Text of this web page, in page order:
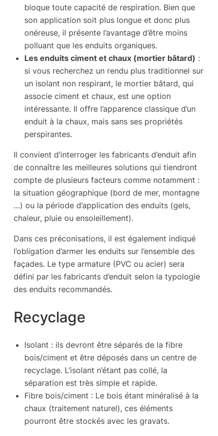
bloque toute capacité de respiration. Bien que
son application soit plus longue et donc plus
onéreuse, il présente l’avantage d’être moins
polluant que les enduits organiques.
Les enduits ciment et chaux (mortier bâtard) :
si vous recherchez un rendu plus traditionnel sur
un isolant non respirant, le mortier bâtard, qui
associe ciment et chaux, est une option
intéressante. Il offre l’apparence classique d’un
enduit à la chaux, mais sans ses propriétés
perspirantes.
Il convient d’interroger les fabricants d’enduit afin
de connaître les meilleures solutions qui tiendront
compte de plusieurs facteurs comme notamment :
la situation géographique (bord de mer, montagne
…) ou la période d’application des enduits (gels,
chaleur, pluie ou ensoleillement).
Dans ces préconisations, il est également indiqué
l’obligation d’armer les enduits sur l’ensemble des
façades. Le type armature (PVC ou acier) sera
défini par les fabricants d’enduit selon la typologie
des enduits recommandés.
Recyclage
Isolant : ils devront être séparés de la fibre
bois/ciment et être déposés dans un centre de
recyclage. L’isolant n’étant pas collé, la
séparation est très simple et rapide.
Fibre bois/ciment : Le bois étant minéralisé à la
chaux (traitement naturel), ces éléments
pourront être stockés avec les gravats.